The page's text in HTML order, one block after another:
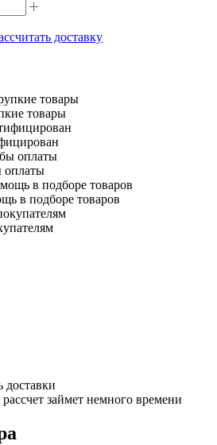
доставку
товары
оплаты
в подборе товаров
доставки
займет немного времени